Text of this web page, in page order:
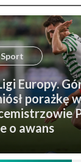
Sport
Europy.
porażkę
o awans